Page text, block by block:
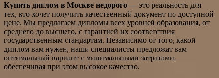
Купить диплом в Москве недорого — это реальность для
тех, кто хочет получить качественный документ по доступной
цене. Мы предлагаем дипломы всех уровней образования, от
среднего до высшего, с гарантией их соответствия
государственным стандартам. Независимо от того, какой
диплом вам нужен, наши специалисты предложат вам
оптимальный вариант с минимальными затратами,
обеспечивая при этом высокое качество.